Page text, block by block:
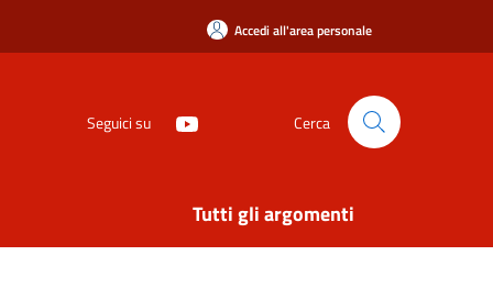
Accedi all'area personale
Seguici su Cerca
Tutti gli argomenti